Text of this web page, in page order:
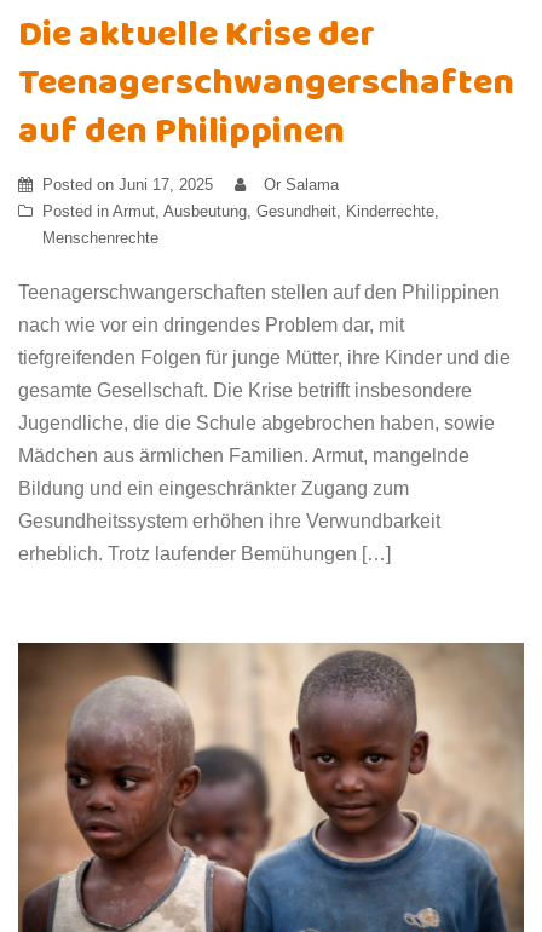
Die aktuelle Krise der
Teenagerschwangerschaften
auf den Philippinen
Posted on Juni 17, 2025
Or Salama
Posted in Armut, Ausbeutung, Gesundheit, Kinderrechte,
Menschenrechte
Teenagerschwangerschaften stellen auf den Philippinen
nach wie vor ein dringendes Problem dar, mit
tiefgreifenden Folgen für junge Mütter, ihre Kinder und die
gesamte Gesellschaft. Die Krise betrifft insbesondere
Jugendliche, die die Schule abgebrochen haben, sowie
Mädchen aus ärmlichen Familien. Armut, mangelnde
Bildung und ein eingeschränkter Zugang zum
Gesundheitssystem erhöhen ihre Verwundbarkeit
erheblich. Trotz laufender Bemühungen […]